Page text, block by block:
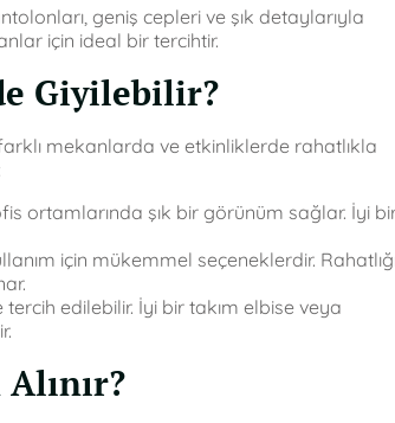
geniş cepleri ve şık detaylarıyla
için ideal bir tercihtir.
Giyilebilir?
mekanlarda ve etkinliklerde rahatlıkla
ortamlarında şık bir görünüm sağlar. İyi
için mükemmel seçeneklerdir.
edilebilir. İyi bir takım elbise veya